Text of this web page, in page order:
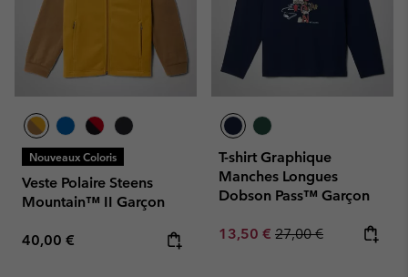
Nouveaux Coloris
Veste Polaire Steens
Mountain™ II Garçon
Regular price:
40,00 €
T-shirt Graphique
Manches Longues
Dobson Pass™ Garçon
Sale price:
13,50 € Regular price:
27,00 €